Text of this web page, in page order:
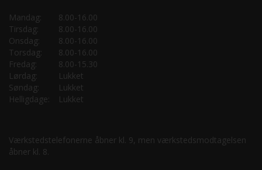
Mandag:
8.00-16.00
Tirsdag:
8.00-16.00
Onsdag:
8.00-16.00
Torsdag:
8.00-16.00
Fredag:
8.00-15.30
Lørdag:
Lukket
Søndag:
Lukket
Helligdage:
Lukket
Værkstedstelefonerne åbner kl. 9, men værkstedsmodtagelsen
åbner kl. 8.